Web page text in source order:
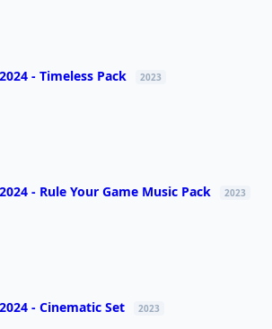
- Timeless Pack 2023
- Rule Your Game Music Pack 2023
- Cinematic Set 2023